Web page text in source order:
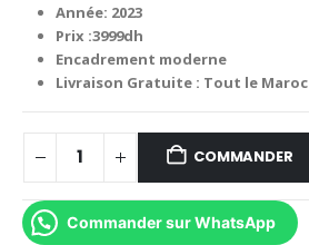
Année: 2023
Prix :3999dh
Encadrement moderne
Livraison Gratuite : Tout le Maroc
COMMANDER
Commander sur WhatsApp